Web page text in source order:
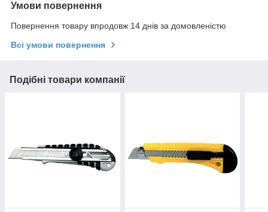
Умови повернення
Повернення товару впродовж 14 днів за домовленістю
Всі умови повернення
Подібні товари компанії